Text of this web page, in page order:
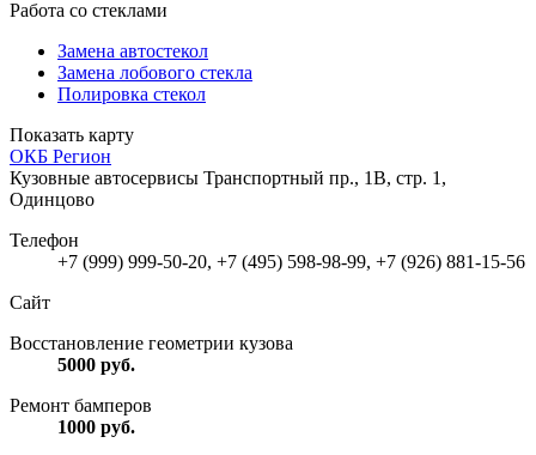
Работа со стеклами
Замена автостекол
Замена лобового стекла
Полировка стекол
Показать карту
ОКБ Регион
Кузовные автосервисы Транспортный пр., 1В, стр. 1,
Одинцово
Телефон
+7 (999) 999-50-20, +7 (495) 598-98-99, +7 (926) 881-15-56
Сайт
Восстановление геометрии кузова
5000 руб.
Ремонт бамперов
1000 руб.